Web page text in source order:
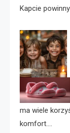
Kapcie
ma wiele
komfort.…